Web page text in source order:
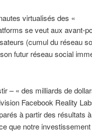
virtualisés des «
se veut aux avant-
(cumul du réseau
futur réseau social
– « des milliards de
Facebook Reality
à partir des résultats
que notre